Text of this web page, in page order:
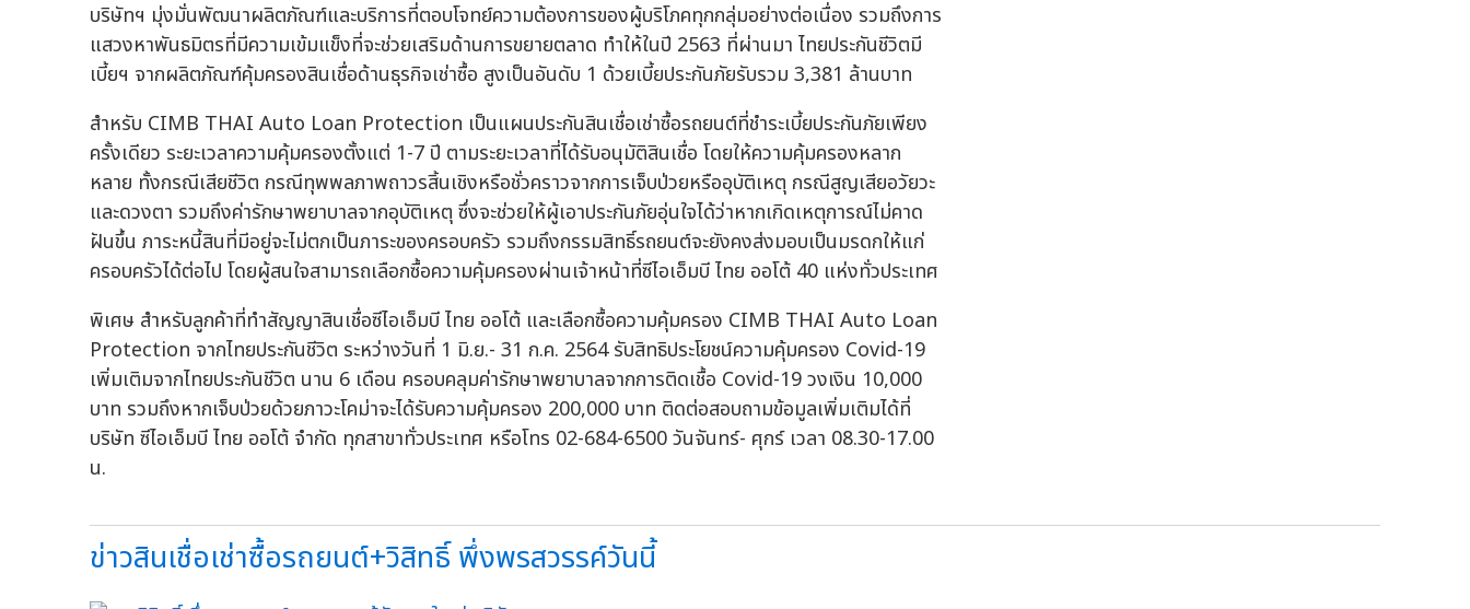
บริษัทฯ มุ่งมั่นพัฒนาผลิตภัณฑ์และบริการที่ตอบโจทย์ความต้องการของผู้บริโภคทุกกลุ่มอย่างต่อเนื่อง รวมถึงการ
แสวงหาพันธมิตรที่มีความเข้มแข็งที่จะช่วยเสริมด้านการขยายตลาด ทำให้ในปี 2563 ที่ผ่านมา ไทยประกันชีวิตมี
เบี้ยฯ จากผลิตภัณฑ์คุ้มครองสินเชื่อด้านธุรกิจเช่าซื้อ สูงเป็นอันดับ 1 ด้วยเบี้ยประกันภัยรับรวม 3,381 ล้านบาท
สำหรับ CIMB THAI Auto Loan Protection เป็นแผนประกันสินเชื่อเช่าซื้อรถยนต์ที่ชำระเบี้ยประกันภัยเพียง
ครั้งเดียว ระยะเวลาความคุ้มครองตั้งแต่ 1-7 ปี ตามระยะเวลาที่ได้รับอนุมัติสินเชื่อ โดยให้ความคุ้มครองหลาก
หลาย ทั้งกรณีเสียชีวิต กรณีทุพพลภาพถาวรสิ้นเชิงหรือชั่วคราวจากการเจ็บป่วยหรืออุบัติเหตุ กรณีสูญเสียอวัยวะ
และดวงตา รวมถึงค่ารักษาพยาบาลจากอุบัติเหตุ ซึ่งจะช่วยให้ผู้เอาประกันภัยอุ่นใจได้ว่าหากเกิดเหตุการณ์ไม่คาด
ฝันขึ้น ภาระหนี้สินที่มีอยู่จะไม่ตกเป็นภาระของครอบครัว รวมถึงกรรมสิทธิ์รถยนต์จะยังคงส่งมอบเป็นมรดกให้แก่
ครอบครัวได้ต่อไป โดยผู้สนใจสามารถเลือกซื้อความคุ้มครองผ่านเจ้าหน้าที่ซีไอเอ็มบี ไทย ออโต้ 40 แห่งทั่วประเทศ
พิเศษ สำหรับลูกค้าที่ทำสัญญาสินเชื่อซีไอเอ็มบี ไทย ออโต้ และเลือกซื้อความคุ้มครอง CIMB THAI Auto Loan
Protection จากไทยประกันชีวิต ระหว่างวันที่ 1 มิ.ย.- 31 ก.ค. 2564 รับสิทธิประโยชน์ความคุ้มครอง Covid-19
เพิ่มเติมจากไทยประกันชีวิต นาน 6 เดือน ครอบคลุมค่ารักษาพยาบาลจากการติดเชื้อ Covid-19 วงเงิน 10,000
บาท รวมถึงหากเจ็บป่วยด้วยภาวะโคม่าจะได้รับความคุ้มครอง 200,000 บาท ติดต่อสอบถามข้อมูลเพิ่มเติมได้ที่
บริษัท ซีไอเอ็มบี ไทย ออโต้ จำกัด ทุกสาขาทั่วประเทศ หรือโทร 02-684-6500 วันจันทร์- ศุกร์ เวลา 08.30-17.00
น.
ข่าวสินเชื่อเช่าซื้อรถยนต์+วิสิทธิ์ พึ่งพรสวรรค์วันนี้